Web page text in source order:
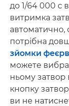
до 1/64 000 с
витримка
автоматично,
потрібна
зйомки
можете
ньому затвор
кнопку
ви не